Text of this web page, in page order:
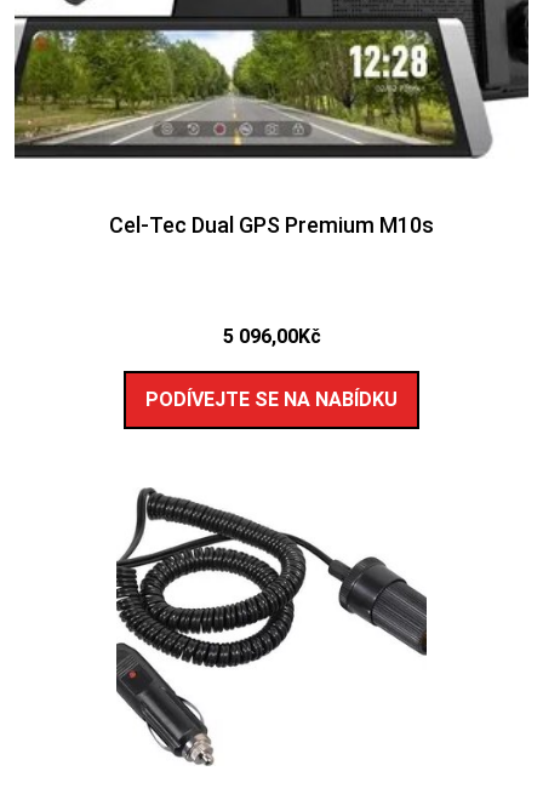
Cel-Tec Dual GPS Premium M10s
5 096,00Kč
PODÍVEJTE SE NA NABÍDKU